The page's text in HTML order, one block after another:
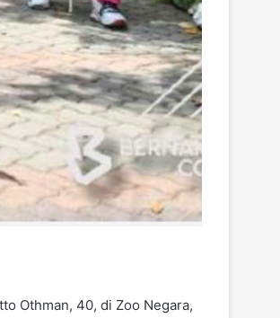
Othman, 40, di Zoo Negara,